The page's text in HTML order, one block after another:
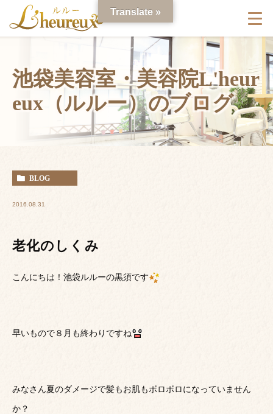
池袋美容室・美容院L'heur
eux（ルルー）のブログ
BLOG
2016.08.31
老化のしくみ
こんにちは！池袋ルルーの黒須です
早いもので８月も終わりですね
みなさん夏のダメージで髪もお肌もボロボロになっていません
か？
Translate »